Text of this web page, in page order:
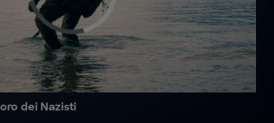
dei Nazisti